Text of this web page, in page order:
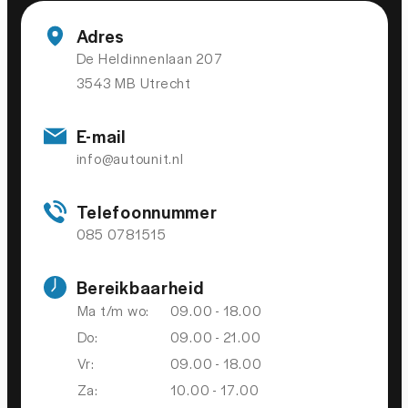
OVERIGE
Apple Carplay/Android Auto
Apple Carplay/Android Auto
Connected Navigation Plus
andere dakkleur
centrale vergrendeling met afstandsbediening
Dab
Draadloze telefoonlader
Draadloze telefoonlader
extra getint glas achter
Adres
De Heldinnenlaan 207
3543 MB Utrecht
E-mail
info@autounit.nl
Telefoonnummer
085 0781515
Bereikbaarheid
Ma t/m wo:
09.00 - 18.00
Do:
09.00 - 21.00
Vr:
09.00 - 18.00
Za:
10.00 - 17.00